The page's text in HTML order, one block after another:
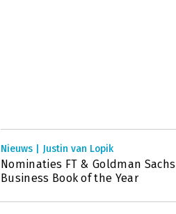
Nieuws | Justin van Lopik
Nominaties FT & Goldman Sachs
Business Book of the Year